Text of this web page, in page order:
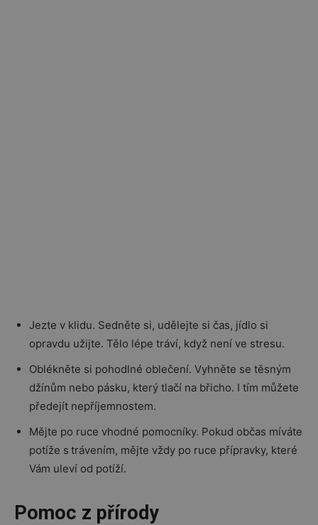
Jezte v klidu. Sedněte si, udělejte si čas, jídlo si
opravdu užijte. Tělo lépe tráví, když není ve stresu.
Oblékněte si pohodlné oblečení. Vyhněte se těsným
džínům nebo pásku, který tlačí na břicho. I tím můžete
předejít nepříjemnostem.
Mějte po ruce vhodné pomocníky. Pokud občas míváte
potíže s trávením, mějte vždy po ruce přípravky, které
Vám uleví od potíží.
Pomoc z přírody